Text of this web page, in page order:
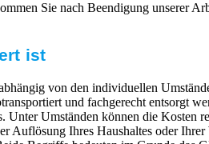
Sie nach Beendigung unserer
ist
von den individuellen
und fachgerecht entsorgt
Umständen können die Kosten
Auflösung Ihres Haushaltes oder